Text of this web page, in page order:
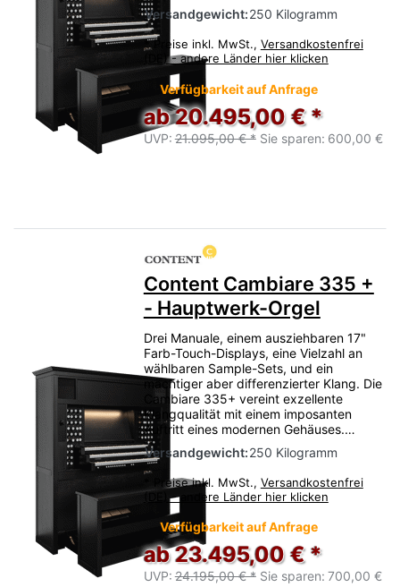
Versandgewicht:250 Kilogramm
* Preise inkl. MwSt., Versandkostenfrei
(DE) - andere Länder hier klicken
Verfügbarkeit auf Anfrage
ab 20.495,00 € *
UVP: 21.095,00 € * Sie sparen: 600,00 €
Content Cambiare 335 +
- Hauptwerk-Orgel
Drei Manuale, einem ausziehbaren 17"
Farb-Touch-Displays, eine Vielzahl an
wählbaren Sample-Sets, und ein
mächtiger aber differenzierter Klang. Die
Cambiare 335+ vereint exzellente
Klangqualität mit einem imposanten
Auftritt eines modernen Gehäuses.…
Versandgewicht:250 Kilogramm
Preise inkl. MwSt., Versandkostenfrei
(DE) - andere Länder hier klicken
Verfügbarkeit auf Anfrage
ab 23.495,00 € *
UVP: 24.195,00 € * Sie sparen: 700,00 €